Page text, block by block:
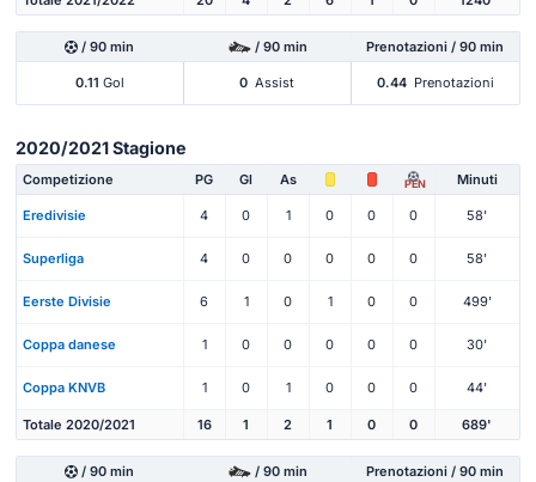
/ 90 min / 90 min Prenotazioni / 90 min
0.11 Gol 0 Assist 0.44 Prenotazioni
2020/2021 Stagione
Competizione PG Gl As PEN Minuti
Eredivisie 4 0 1 0 0 0 58'
Superliga 4 0 0 0 0 0 58'
Eerste Divisie 6 1 0 1 0 0 499'
Coppa danese 1 0 0 0 0 0 30'
Coppa KNVB 1 0 1 0 0 0 44'
Totale 2020/2021 16 1 2 1 0 0 689'
/ 90 min / 90 min Prenotazioni / 90 min